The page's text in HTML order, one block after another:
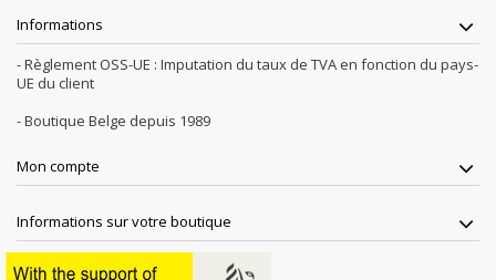
Informations
- Règlement OSS-UE : Imputation du taux de TVA en fonction du pays-
UE du client
- Boutique Belge depuis 1989
Mon compte
Informations sur votre boutique